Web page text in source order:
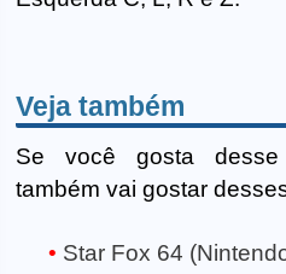
Veja também
Se você gosta desse
também vai gostar
Star Fox 64